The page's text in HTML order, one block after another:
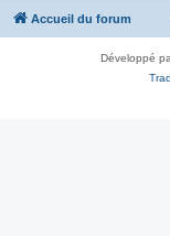
Accueil du forum
Développé